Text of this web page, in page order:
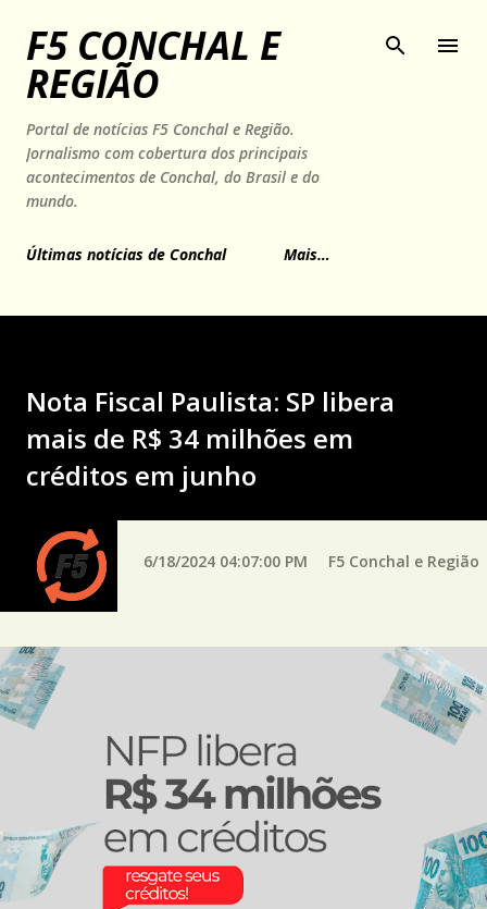
Pular para o conteúdo principal
F5 CONCHAL E
REGIÃO
Portal de notícias F5 Conchal e Região.
Jornalismo com cobertura dos principais
acontecimentos de Conchal, do Brasil e do
mundo.
Últimas notícias de Conchal Mais…
Nota Fiscal Paulista: SP libera
mais de R$ 34 milhões em
créditos em junho
6/18/2024 04:07:00 PM F5 Conchal e Região